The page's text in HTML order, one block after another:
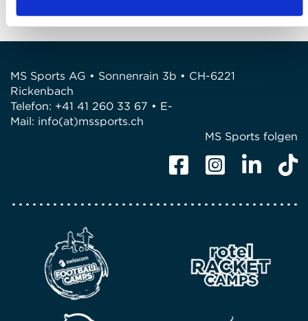
MS Sports AG • Sonnenrain 3b • CH-6221
Rickenbach
Telefon: +41 41 260 33 67 • E-
Mail: info(at)mssports.ch
MS Sports folgen